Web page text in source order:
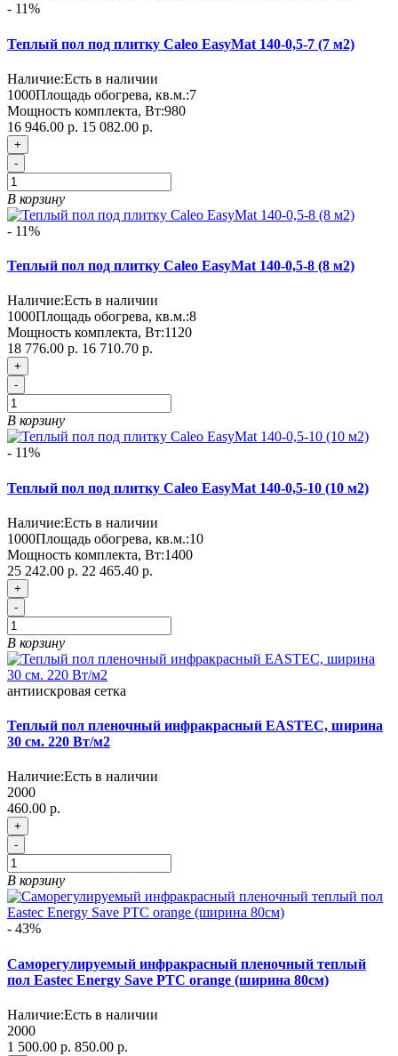
- 11%
Теплый пол под плитку Caleo EasyMat 140-0,5-7 (7 м2)
Наличие:Есть в наличии
1000Площадь обогрева, кв.м.:7
Мощность комплекта, Вт:980
16 946.00 р. 15 082.00 р.
+
-
В корзину
- 11%
Теплый пол под плитку Caleo EasyMat 140-0,5-8 (8 м2)
Наличие:Есть в наличии
1000Площадь обогрева, кв.м.:8
Мощность комплекта, Вт:1120
18 776.00 р. 16 710.70 р.
+
-
В корзину
- 11%
Теплый пол под плитку Caleo EasyMat 140-0,5-10 (10 м2)
Наличие:Есть в наличии
1000Площадь обогрева, кв.м.:10
Мощность комплекта, Вт:1400
25 242.00 р. 22 465.40 р.
+
-
В корзину
антиискровая сетка
Теплый пол пленочный инфракрасный EASTEC, ширина
30 см. 220 Вт/м2
Наличие:Есть в наличии
2000
460.00 р.
+
-
В корзину
- 43%
Саморегулируемый инфракрасный пленочный теплый
пол Eastec Energy Save PTC orange (ширина 80см)
Наличие:Есть в наличии
2000
1 500.00 р. 850.00 р.